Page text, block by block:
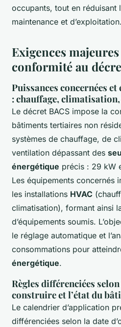
occupants, tout en réduisant
maintenance et d’exploitation.
Exigences
conformité au
Puissances concernées
: chauffage,
Le décret BACS impose la
bâtiments tertiaires non
systèmes de chauffage, de
ventilation dépassant des
énergétique précis : 29 kW
Les équipements concernés
les installations HVAC
climatisation), formant ainsi
d’équipements soumis.
le réglage automatique et
consommations pour
énergétique.
Règles différenciées
construire et l’état du
Le calendrier d’application
différenciées selon la date